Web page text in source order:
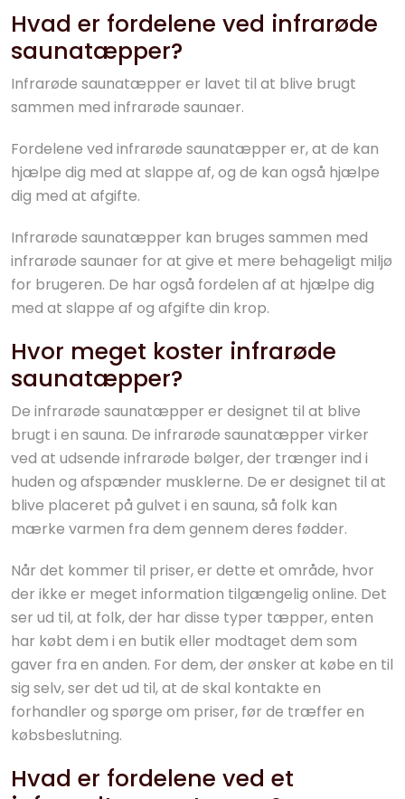
Hvad er fordelene ved infrarøde
saunatæpper?
Infrarøde saunatæpper er lavet til at blive brugt
sammen med infrarøde saunaer.
Fordelene ved infrarøde saunatæpper er, at de kan
hjælpe dig med at slappe af, og de kan også hjælpe
dig med at afgifte.
Infrarøde saunatæpper kan bruges sammen med
infrarøde saunaer for at give et mere behageligt miljø
for brugeren. De har også fordelen af at hjælpe dig
med at slappe af og afgifte din krop.
Hvor meget koster infrarøde
saunatæpper?
De infrarøde saunatæpper er designet til at blive
brugt i en sauna. De infrarøde saunatæpper virker
ved at udsende infrarøde bølger, der trænger ind i
huden og afspænder musklerne. De er designet til at
blive placeret på gulvet i en sauna, så folk kan
mærke varmen fra dem gennem deres fødder.
Når det kommer til priser, er dette et område, hvor
der ikke er meget information tilgængelig online. Det
ser ud til, at folk, der har disse typer tæpper, enten
har købt dem i en butik eller modtaget dem som
gaver fra en anden. For dem, der ønsker at købe en til
sig selv, ser det ud til, at de skal kontakte en
forhandler og spørge om priser, før de træffer en
købsbeslutning.
Hvad er fordelene ved et